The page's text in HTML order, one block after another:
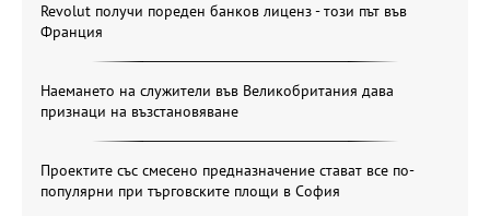
Revolut получи пореден банков лиценз - този път във
Франция
Наемането на служители във Великобритания дава
признаци на възстановяване
Проектите със смесено предназначение стават все по-
популярни при търговските площи в София